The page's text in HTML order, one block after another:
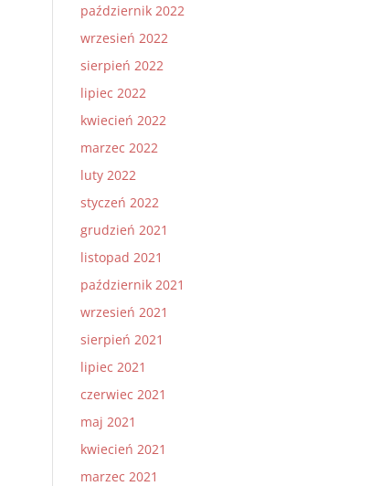
październik 2022
wrzesień 2022
sierpień 2022
lipiec 2022
kwiecień 2022
marzec 2022
luty 2022
styczeń 2022
grudzień 2021
listopad 2021
październik 2021
wrzesień 2021
sierpień 2021
lipiec 2021
czerwiec 2021
maj 2021
kwiecień 2021
marzec 2021